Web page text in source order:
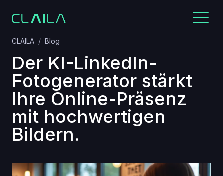
CLAILA Blog
Der KI-LinkedIn-
Fotogenerator stärkt
Ihre Online-Präsenz
mit hochwertigen
Bildern.